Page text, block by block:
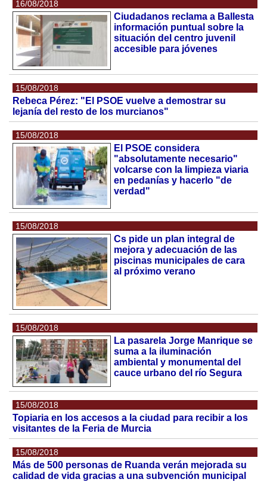
16/08/2018
Ciudadanos reclama a Ballesta
información puntual sobre la
situación del centro juvenil
accesible para jóvenes
15/08/2018
Rebeca Pérez: "El PSOE vuelve a demostrar su
lejanía del resto de los murcianos"
15/08/2018
El PSOE considera
"absolutamente necesario"
volcarse con la limpieza viaria
en pedanías y hacerlo "de
verdad"
15/08/2018
Cs pide un plan integral de
mejora y adecuación de las
piscinas municipales de cara
al próximo verano
15/08/2018
La pasarela Jorge Manrique se
suma a la iluminación
ambiental y monumental del
cauce urbano del río Segura
15/08/2018
Topiaria en los accesos a la ciudad para recibir a los
visitantes de la Feria de Murcia
15/08/2018
Más de 500 personas de Ruanda verán mejorada su
calidad de vida gracias a una subvención municipal